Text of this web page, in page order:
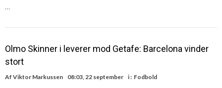
…
Olmo Skinner i leverer mod Getafe: Barcelona vinder
stort
Af Viktor Markussen 08:03, 22 september i : Fodbold